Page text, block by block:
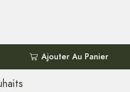
Ajouter Au Panier